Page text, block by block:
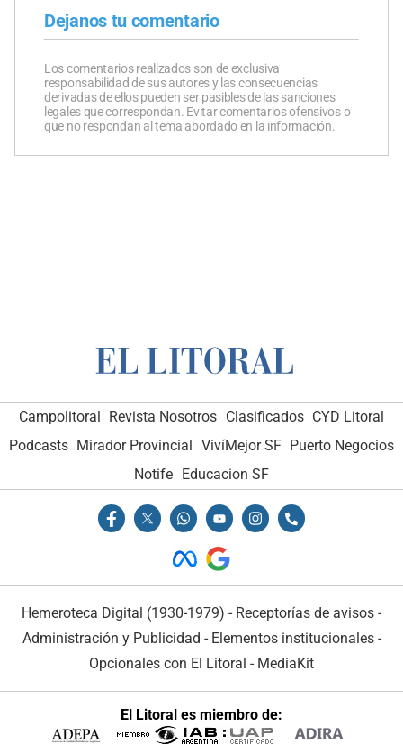
Dejanos tu comentario
Los comentarios realizados son de exclusiva
responsabilidad de sus autores y las consecuencias
derivadas de ellos pueden ser pasibles de las sanciones
legales que correspondan. Evitar comentarios ofensivos o
que no respondan al tema abordado en la información.
Campolitoral Revista Nosotros Clasificados CYD Litoral
Podcasts Mirador Provincial VivíMejor SF Puerto Negocios
Notife
Educacion SF
Hemeroteca Digital (1930-1979) - Receptorías de avisos -
Administración y Publicidad - Elementos institucionales-
Opcionales con El Litoral - MediaKit
El Litoral es miembro de: